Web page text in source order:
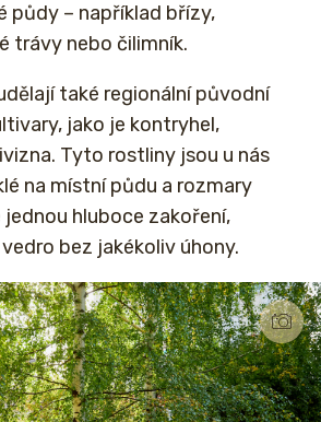
půdy – například břízy,
trávy nebo čilimník.
také regionální původní
jako je kontryhel,
Tyto rostliny jsou u nás
na místní půdu a rozmary
hluboce zakoření,
bez jakékoliv úhony.